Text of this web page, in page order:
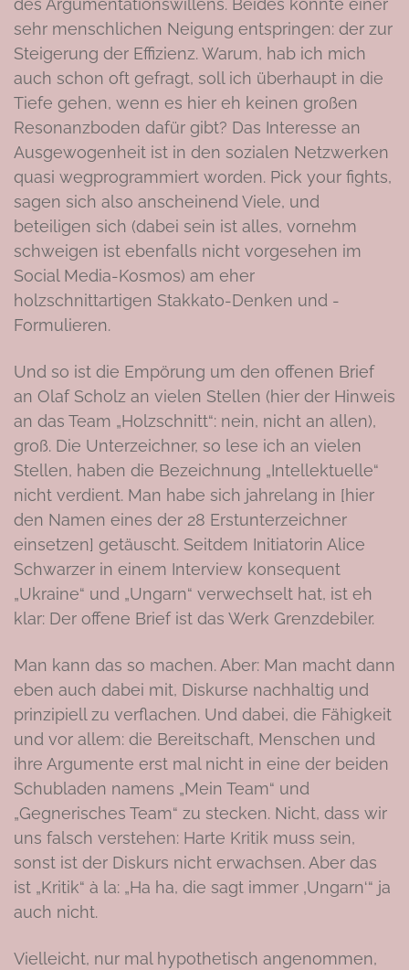
des Argumentationswillens. Beides könnte einer
sehr menschlichen Neigung entspringen: der zur
Steigerung der Effizienz. Warum, hab ich mich
auch schon oft gefragt, soll ich überhaupt in die
Tiefe gehen, wenn es hier eh keinen großen
Resonanzboden dafür gibt? Das Interesse an
Ausgewogenheit ist in den sozialen Netzwerken
quasi wegprogrammiert worden. Pick your fights,
sagen sich also anscheinend Viele, und
beteiligen sich (dabei sein ist alles, vornehm
schweigen ist ebenfalls nicht vorgesehen im
Social Media-Kosmos) am eher
holzschnittartigen Stakkato-Denken und -
Formulieren.
Und so ist die Empörung um den offenen Brief
an Olaf Scholz an vielen Stellen (hier der Hinweis
an das Team „Holzschnitt“: nein, nicht an allen),
groß. Die Unterzeichner, so lese ich an vielen
Stellen, haben die Bezeichnung „Intellektuelle“
nicht verdient. Man habe sich jahrelang in [hier
den Namen eines der 28 Erstunterzeichner
einsetzen] getäuscht. Seitdem Initiatorin Alice
Schwarzer in einem Interview konsequent
„Ukraine“ und „Ungarn“ verwechselt hat, ist eh
klar: Der offene Brief ist das Werk Grenzdebiler.
Man kann das so machen. Aber: Man macht dann
eben auch dabei mit, Diskurse nachhaltig und
prinzipiell zu verflachen. Und dabei, die Fähigkeit
und vor allem: die Bereitschaft, Menschen und
ihre Argumente erst mal nicht in eine der beiden
Schubladen namens „Mein Team“ und
„Gegnerisches Team“ zu stecken. Nicht, dass wir
uns falsch verstehen: Harte Kritik muss sein,
sonst ist der Diskurs nicht erwachsen. Aber das
ist „Kritik“ à la: „Ha ha, die sagt immer ‚Ungarn‘“ ja
auch nicht.
Vielleicht, nur mal hypothetisch angenommen,